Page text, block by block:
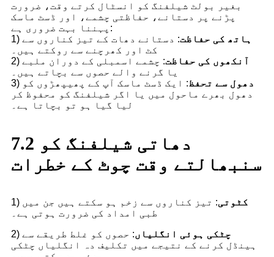
بغیر بولٹ شیلفنگ کو انسٹال کرتے وقت، ضرورت
پڑنے پر دستانے، حفاظتی چشمے، اور ڈسٹ ماسک
پہننا بہت ضروری ہے:
1)
ہاتھ کی حفاظت: دستانے دھات کے تیز کناروں سے
کٹ اور کھرچنے سے روکتے ہیں۔
2)
آنکھوں کی حفاظت: چشمے اسمبلی کے دوران ملبے
یا گرنے والے حصوں سے بچاتے ہیں۔
3)
دھول سے تحفظ: ایک ڈسٹ ماسک آپ کے پھیپھڑوں کو
دھول بھرے ماحول میں یا اگر شیلفنگ کو محفوظ کر
لیا گیا ہو تو بچاتا ہے۔
7.2 دھاتی شیلفنگ کو
سنبھالتے وقت چوٹ کے خطرات
1) کٹوتی: تیز کناروں سے زخم ہو سکتے ہیں جن میں
طبی امداد کی ضرورت ہوتی ہے۔
2)
چٹکی ہوئی انگلیاں: حصوں کو غلط طریقے سے
ہینڈل کرنے کے نتیجے میں تکلیف دہ انگلیاں چٹکی